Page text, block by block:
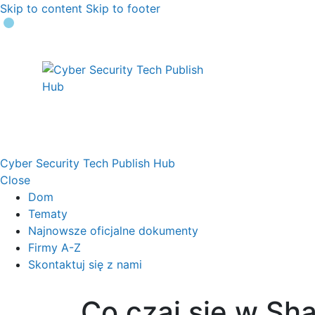
Skip to content Skip to footer
Cyber Security Tech Publish Hub
Close
Dom
Tematy
Najnowsze oficjalne dokumenty
Firmy A-Z
Skontaktuj się z nami